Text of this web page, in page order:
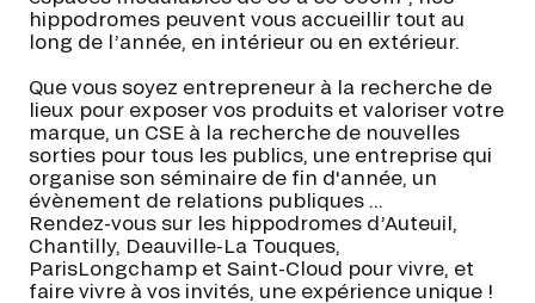
hippodromes peuvent vous accueillir tout au
long de l’année, en intérieur ou en extérieur.
Que vous soyez entrepreneur à la recherche de
lieux pour exposer vos produits et valoriser votre
marque, un CSE à la recherche de nouvelles
sorties pour tous les publics, une entreprise qui
organise son séminaire de fin d'année, un
évènement de relations publiques ...
Rendez-vous sur les hippodromes d’Auteuil,
Chantilly, Deauville-La Touques,
ParisLongchamp et Saint-Cloud pour vivre, et
faire vivre à vos invités, une expérience unique !